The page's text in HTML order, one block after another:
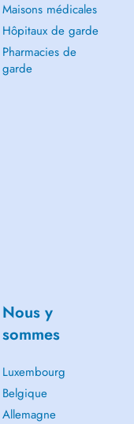
Maisons médicales
Hôpitaux de garde
Pharmacies de
garde
Nous y
sommes
Luxembourg
Belgique
Allemagne